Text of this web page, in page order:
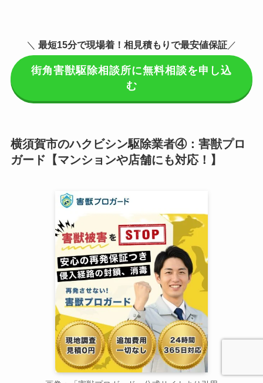
＼ 最短15分で現場着 ！相見積もりで最安値保証 ／
街角害獣駆除相談所に無料相談を申し込
む
横須賀市のハクビシン駆除業者④：害獣プロ
ガード【マンションや店舗にも対応！】